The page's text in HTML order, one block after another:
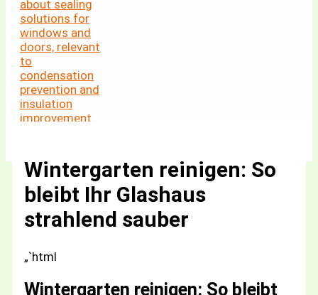
Wintergarten reinigen: So
bleibt Ihr Glashaus
strahlend sauber
„`html
Wintergarten reinigen: So bleibt